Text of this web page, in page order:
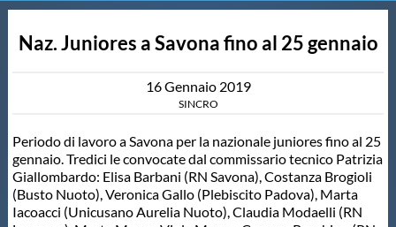
Tuffi
Fondo
Salvamento
Naz. Juniores a Savona fino al 25 gennaio
16Gennaio 2019
SINCRO
Periodo di lavoro a Savona per la nazionale juniores fino al 25
gennaio. Tredici le convocate dal commissario tecnico Patrizia
Giallombardo: Elisa Barbani (RN Savona), Costanza Brogioli
(Busto Nuoto), Veronica Gallo (Plebiscito Padova), Marta
Iacoacci (Unicusano Aurelia Nuoto), Claudia Modaelli (RN